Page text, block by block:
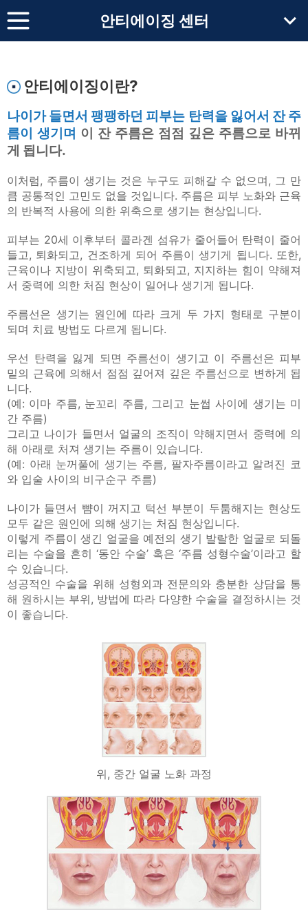
안티에이징 센터
안티에이징이란?
나이가 들면서 팽팽하던 피부는 탄력을 잃어서 잔 주
름이 생기며 이 잔 주름은 점점 깊은 주름으로 바뀌
게 됩니다.
이처럼, 주름이 생기는 것은 누구도 피해갈 수 없으며, 그 만
큼 공통적인 고민도 없을 것입니다. 주름은 피부 노화와 근육
의 반복적 사용에 의한 위축으로 생기는 현상입니다.
피부는 20세 이후부터 콜라겐 섬유가 줄어들어 탄력이 줄어
들고, 퇴화되고, 건조하게 되어 주름이 생기게 됩니다. 또한,
근육이나 지방이 위축되고, 퇴화되고, 지지하는 힘이 약해져
서 중력에 의한 처짐 현상이 일어나 생기게 됩니다.
주름선은 생기는 원인에 따라 크게 두 가지 형태로 구분이
되며 치료 방법도 다르게 됩니다.
우선 탄력을 잃게 되면 주름선이 생기고 이 주름선은 피부
밑의 근육에 의해서 점점 깊어져 깊은 주름선으로 변하게 됩
니다.
(예: 이마 주름, 눈꼬리 주름, 그리고 눈썹 사이에 생기는 미
간 주름)
그리고 나이가 들면서 얼굴의 조직이 약해지면서 중력에 의
해 아래로 처져 생기는 주름이 있습니다.
(예: 아래 눈꺼풀에 생기는 주름, 팔자주름이라고 알려진 코
와 입술 사이의 비구순구 주름)
나이가 들면서 뺨이 꺼지고 턱선 부분이 두툼해지는 현상도
모두 같은 원인에 의해 생기는 처짐 현상입니다.
이렇게 주름이 생긴 얼굴을 예전의 생기 발랄한 얼굴로 되돌
리는 수술을 흔히 ‘동안 수술’ 혹은 ‘주름 성형수술’이라고 할
수 있습니다.
성공적인 수술을 위해 성형외과 전문의와 충분한 상담을 통
해 원하시는 부위, 방법에 따라 다양한 수술을 결정하시는 것
이 좋습니다.
위, 중간 얼굴 노화 과정